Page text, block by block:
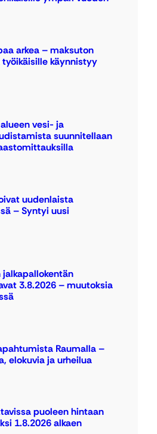
arkea – maksuton
käynnistyy
vesi- ja
suunnitellaan
uudenlaista
– Syntyi uusi
3.8.2026 – muutoksia
Raumalla –
elokuvia ja urheilua
puoleen hintaan
1.8.2026 alkaen